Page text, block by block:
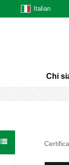
Italian
Chi